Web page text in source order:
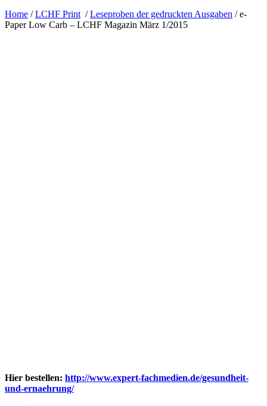
Home /LCHF Print /Leseproben der gedruckten Ausgaben /e-
Paper Low Carb – LCHF Magazin März 1/2015
Hier bestellen: http://www.expert-fachmedien.de/gesundheit-
und-ernaehrung/